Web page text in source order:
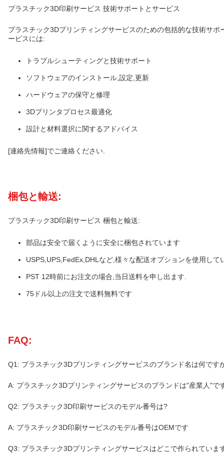
プラスチック3D印刷サービス 技術サポートとサービス
プラスチック3Dプリンティングサービスのための包括的な技術サ
ービスには:
トラブルシューティングと技術サポート
ソフトウェアのインストール,設定,更新
ハードウェアの保守と修理
3Dプリンタプロセス最適化
設計と材料選択に関するアドバイス
[連絡先情報]でご連絡ください.
梱包と輸送:
プラスチック3D印刷サービス 梱包と輸送:
部品は安全で届くように安全に梱包されています
USPS,UPS,FedEx,DHLなど,様々な配送オプションを使用して
PST 12時前にお注文の場合,当日送料を申し出ます.
75ドル以上の注文で送料無料です
FAQ:
Q1: プラスチック3Dプリンティングサービスのブランド名は何です
A: プラスチック3Dプリンティングサービスのブランドは"産業人"で
Q2: プラスチック3D印刷サービスのモデル番号は?
A: プラスチック3D印刷サービスのモデル番号はOEMです
Q3: プラスチック3Dプリンティングサービスはどこで作られていま